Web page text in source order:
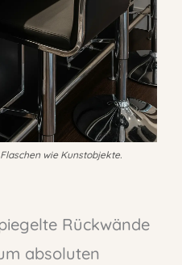
wie Kunstobjekte.
Rückwände
absoluten